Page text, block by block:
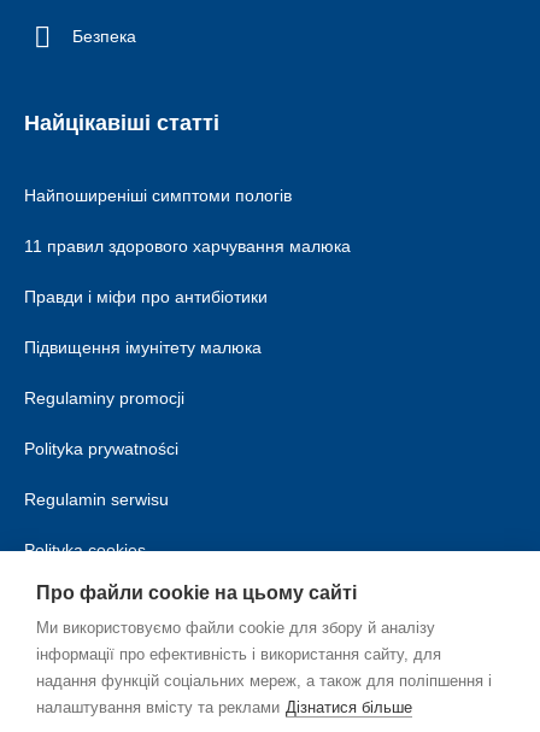
Безпека
Найцікавіші статті
Найпоширеніші симптоми пологів
11 правил здорового харчування малюка
Правди і міфи про антибіотики
Підвищення імунітету малюка
Regulaminy promocji
Polityka prywatności
Regulamin serwisu
Polityka cookies
Про файли cookie на цьому сайті
Ми використовуємо файли cookie для збору й аналізу
інформації про ефективність і використання сайту, для
надання функцій соціальних мереж, а також для поліпшення і
налаштування вмісту та реклами Дізнатися більше